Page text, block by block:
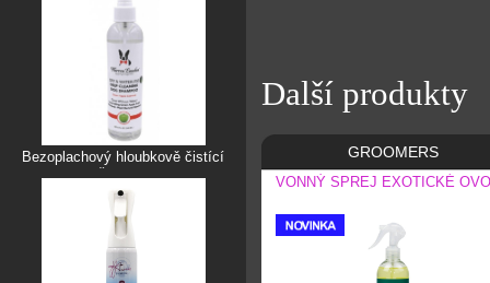
Bezoplachový hloubkově čistící
šampon
Další produkty
GROOMERS
VONNÝ SPREJ EXOTICKÉ